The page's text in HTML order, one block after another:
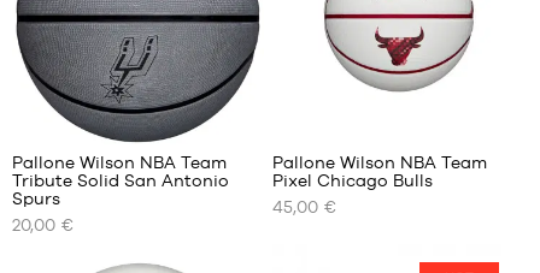
I
NOSTRI
FORMATI
1
Pallone Wilson NBA Team
Tribute Solid San Antonio
Spurs
20,00 €
I
NOSTRI
Pallone Wilson NBA Team
Pixel Chicago Bulls
45,00 €